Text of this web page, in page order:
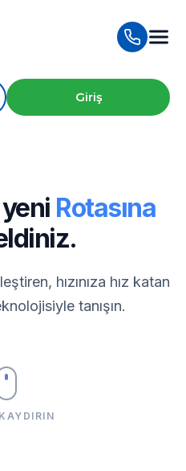
Giriş
Rotasına
hızınıza hız katan
tanışın.